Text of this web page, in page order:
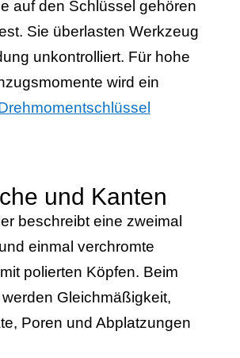
auf den Schlüssel gehören
Sie überlasten Werkzeug
unkontrolliert. Für hohe
wird ein
und Kanten
beschreibt eine zweimal
einmal verchromte
polierten Köpfen. Beim
Gleichmäßigkeit,
Poren und Abplatzungen